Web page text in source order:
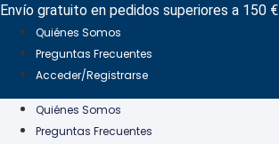
Ir
contenido
Envío gratuito en pedidos superiores a 150 €
Quiénes Somos
Preguntas Frecuentes
Acceder/Registrarse
Quiénes Somos
Preguntas Frecuentes